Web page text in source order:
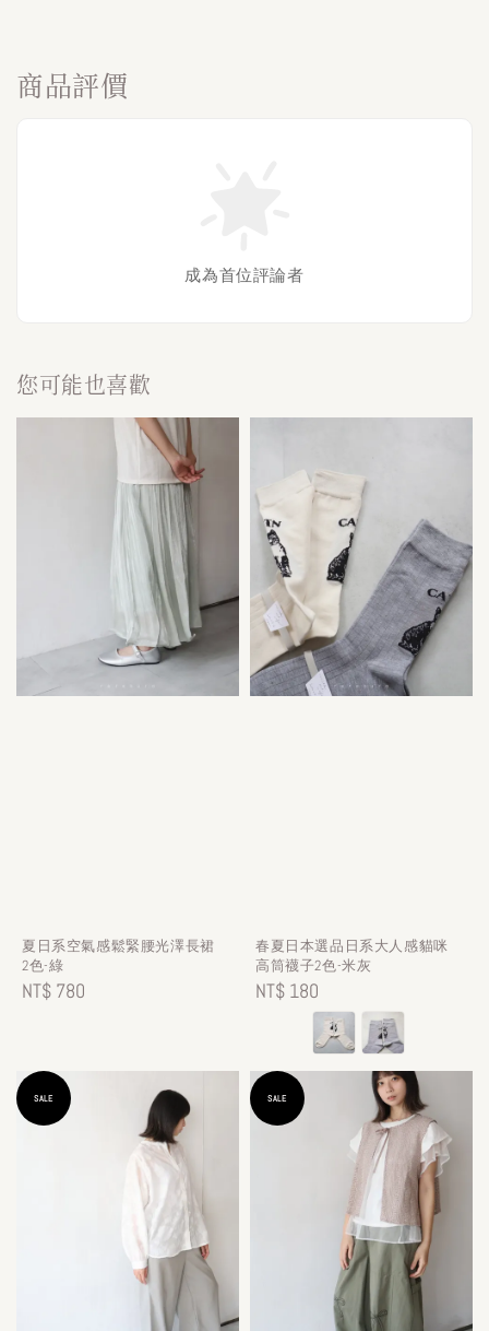
商品評價
成為首位評論者
您可能也喜歡
夏日系空氣感鬆緊腰光澤長裙
2色-綠
Regular
NT$ 780
春夏日本選品日系大人感貓咪
高筒襪子2色-米灰
Regular
NT$ 180
SALE SALE